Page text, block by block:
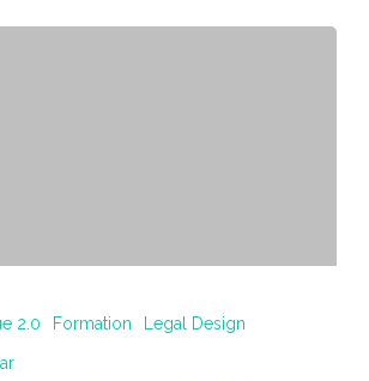
2.0 Formation Legal Design